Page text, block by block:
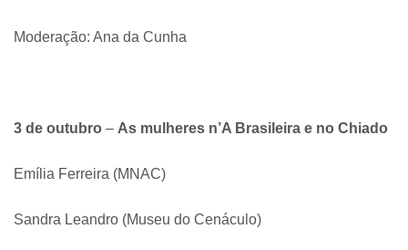
Moderação: Ana da Cunha
3 de outubro – As mulheres n’A Brasileira e no Chiado
Emília Ferreira (MNAC)
Sandra Leandro (Museu do Cenáculo)